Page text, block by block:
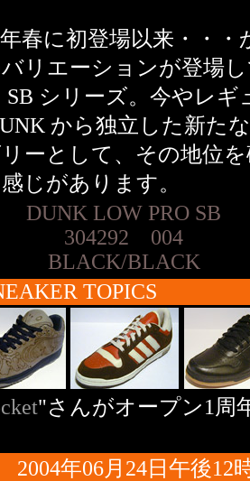
年春に初登場以来・・・
バリエーションが登場
SB シリーズ。今やレギ
から独立した新た
ーとして、その地位
じがあります。
DUNK LOW PRO SB
304292 004
BLACK/BLACK
TOPICS
"さんがオープン1周
2004年06月24日午後12